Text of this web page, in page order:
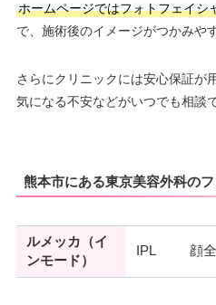
ホームページではフォトフェイシ
で、施術後のイメージがつかみや
さらにクリニックには安心保証が
気になる不安などがいつでも相談
熊本市にある東京美容外科の
ルメッカ（イ
ンモード）
IPL 顔